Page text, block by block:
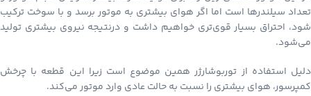
تعداد سیلندرها است اما اگر هوای بیشتری به موتور برسد و با سوخت ترکیب
شود، احتراق بسیار قوی‌تری خواهیم داشت و درنتیجه نیروی بیشتری تولید
می‌شود.
دلیل استفاده از توربوشارژر همین موضوع است زیرا این قطعه با چرخش
کمپرسور، هوای بیشتری را نسبت به حالت عادی وارد موتور می‌کند.